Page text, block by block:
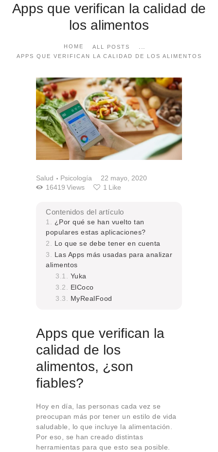
Apps que verifican la calidad de
los alimentos
HOME ALL POSTS ...
APPS QUE VERIFICAN LA CALIDAD DE LOS ALIMENTOS
Salud Psicología
22 mayo, 2020
16419 Views 1 Like
Contenidos del artículo
¿Por qué se han vuelto tan
populares estas aplicaciones?
Lo que se debe tener en cuenta
Las Apps más usadas para analizar
alimentos
Yuka
ElCoco
MyRealFood
Apps que verifican la
calidad de los
alimentos, ¿son
fiables?
Hoy en día, las personas cada vez se
preocupan más por tener un estilo de vida
saludable, lo que incluye la alimentación.
Por eso, se han creado distintas
herramientas para que esto sea posible.